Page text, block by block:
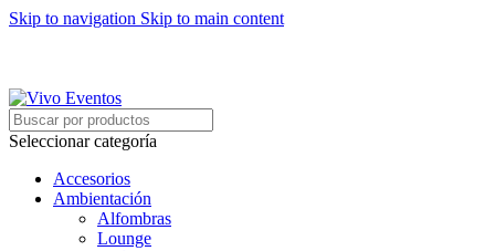
Skip to navigation Skip to main content
Seleccionar categoría
Accesorios
Ambientación
Alfombras
Lounge